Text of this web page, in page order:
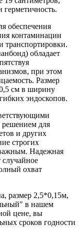
обеспечения
контаминации
транспортировки.
обладает
при этом
Размер
см в ширину
эндоскопов.
решением для
и других
строгих
Надежная
случайное
охват
размер 2,5*0,15м,
в нашем
цене, вы
сроков годности